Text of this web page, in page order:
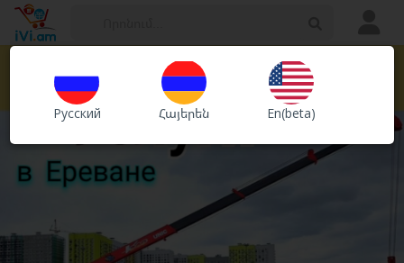
Русский Հայերեն En(beta)
Հայտարարություններ
Խանութներ